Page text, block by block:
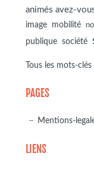
animés avez-
image mobilité
publique
société
Tous les mots-clés
PAGES
Mentions-
LIENS